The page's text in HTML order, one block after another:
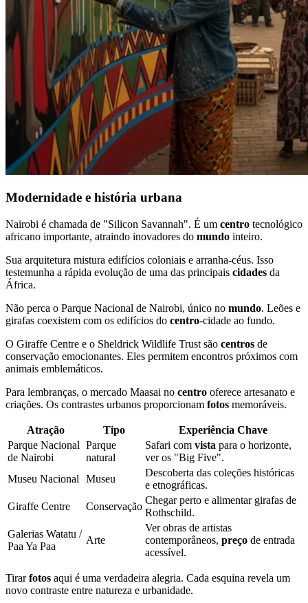
Modernidade e história urbana
Nairobi é chamada de "Silicon Savannah". É um centro tecnológico
africano importante, atraindo inovadores do mundo inteiro.
Sua arquitetura mistura edifícios coloniais e arranha-céus. Isso
testemunha a rápida evolução de uma das principais cidades da
África.
Não perca o Parque Nacional de Nairobi, único no mundo. Leões e
girafas coexistem com os edifícios do centro-cidade ao fundo.
O Giraffe Centre e o Sheldrick Wildlife Trust são centros de
conservação emocionantes. Eles permitem encontros próximos com
animais emblemáticos.
Para lembranças, o mercado Maasai no centro oferece artesanato e
criações. Os contrastes urbanos proporcionam fotos memoráveis.
Atração Tipo
Experiência Chave
Parque Nacional
de Nairobi
Parque
natural
Safari com vista para o horizonte,
ver os "Big Five".
Museu Nacional
Museu
Descoberta das coleções históricas
e etnográficas.
Giraffe Centre
Conservação
Chegar perto e alimentar girafas de
Rothschild.
Galerias Watatu /
Paa Ya Paa
Arte
Ver obras de artistas
contemporâneos, preço de entrada
acessível.
Tirarfotos aqui é uma verdadeira alegria. Cada esquina revela um
novo contraste entre natureza e urbanidade.